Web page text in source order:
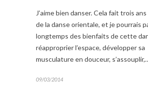
J’aime bien danser. Cela fait trois
de la danse orientale, et je pourrais
longtemps des bienfaits de cette
réapproprier l’espace, développer sa
musculature en douceur,
09/03/2014